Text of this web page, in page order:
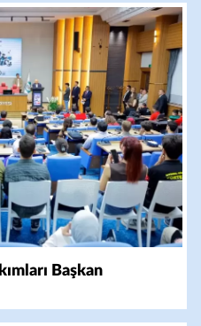
Başkan